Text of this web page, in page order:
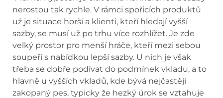
nerostou tak rychle. V rámci spořicích produktů
už je situace horší a klienti, kteří hledají vyšší
sazby, se musí už po trhu více rozhlížet. Je zde
velký prostor pro menší hráče, kteří mezi sebou
soupeří s nabídkou lepší sazby. U nich je však
třeba se dobře podívat do podmínek vkladu, a to
hlavně u vyšších vkladů, kde bývá nejčastěji
zakopaný pes, typicky že hezký úrok se vztahuje